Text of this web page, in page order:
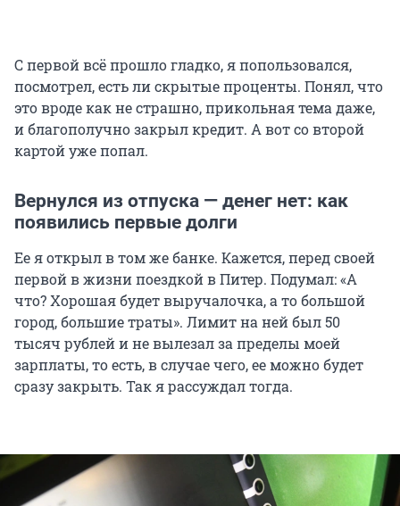
С первой всё прошло гладко, я попользовался,
посмотрел, есть ли скрытые проценты. Понял, что
это вроде как не страшно, прикольная тема даже,
и благополучно закрыл кредит. А вот со второй
картой уже попал.
Вернулся из отпуска — денег нет: как
появились первые долги
Ее я открыл в том же банке. Кажется, перед своей
первой в жизни поездкой в Питер. Подумал: «А
что? Хорошая будет выручалочка, а то большой
город, большие траты». Лимит на ней был 50
тысяч рублей и не вылезал за пределы моей
зарплаты, то есть, в случае чего, ее можно будет
сразу закрыть. Так я рассуждал тогда.